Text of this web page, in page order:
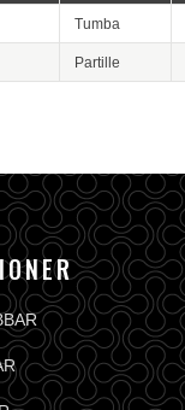
Tumba
Partille